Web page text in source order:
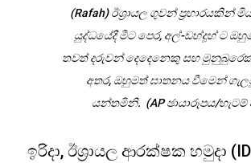
(Rafah) ඊශ්‍රායල ගුවන් ප්‍රහාරයකින්
යුද්ධයේදී මීට පෙර, අල්-ඩහ්දූහ් ට
තවත් දරුවන් දෙදෙනෙකු සහ
අතර, ඔහුමත් ඝාතනය වීමෙන්
යන්තමිනි. (AP ඡායාරූපය/හැටම්
ඉරිදා, ඊශ්‍රායල ආරක්ෂක හමුදා